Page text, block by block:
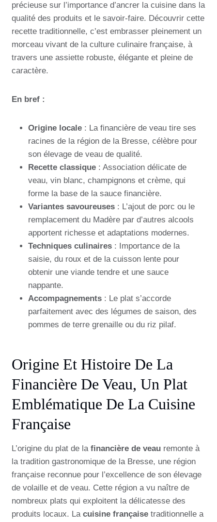
précieuse sur l’importance d’ancrer la cuisine dans la
qualité des produits et le savoir-faire. Découvrir cette
recette traditionnelle, c’est embrasser pleinement un
morceau vivant de la culture culinaire française, à
travers une assiette robuste, élégante et pleine de
caractère.
En bref :
Origine locale : La financière de veau tire ses
racines de la région de la Bresse, célèbre pour
son élevage de veau de qualité.
Recette classique : Association délicate de
veau, vin blanc, champignons et crème, qui
forme la base de la sauce financière.
Variantes savoureuses : L’ajout de porc ou le
remplacement du Madère par d’autres alcools
apportent richesse et adaptations modernes.
Techniques culinaires : Importance de la
saisie, du roux et de la cuisson lente pour
obtenir une viande tendre et une sauce
nappante.
Accompagnements : Le plat s’accorde
parfaitement avec des légumes de saison, des
pommes de terre grenaille ou du riz pilaf.
Origine Et Histoire De La
Financière De Veau, Un Plat
Emblématique De La Cuisine
Française
L’origine du plat de la financière de veau remonte à
la tradition gastronomique de la Bresse, une région
française reconnue pour l’excellence de son élevage
de volaille et de veau. Cette région a vu naître de
nombreux plats qui exploitent la délicatesse des
produits locaux. La cuisine française traditionnelle a